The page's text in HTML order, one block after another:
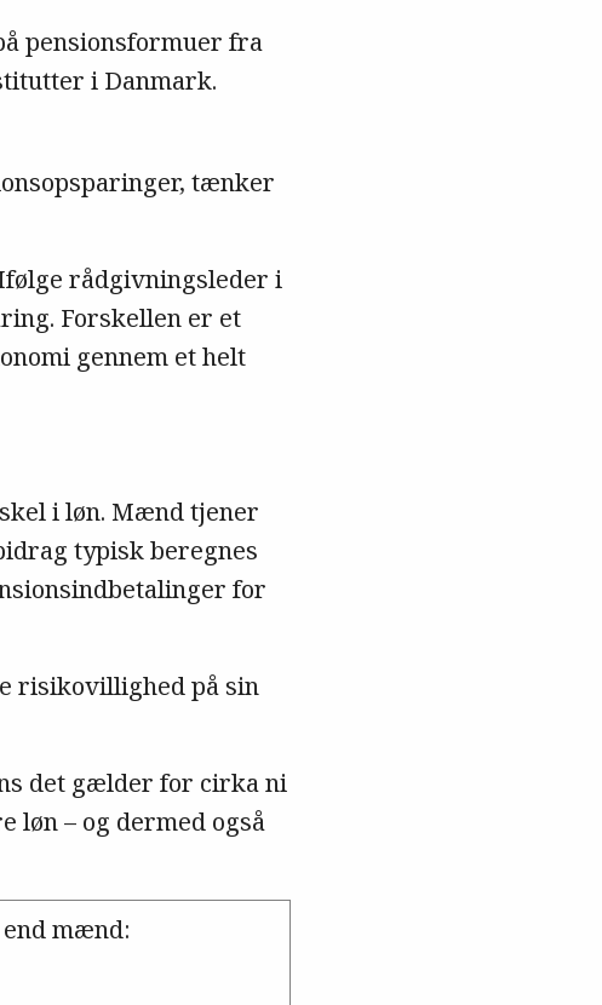
pensionsformuer fra
i Danmark.
tænker
rådgivningsleder i
Forskellen er et
gennem et helt
i løn. Mænd tjener
typisk beregnes
for
risikovillighed på sin
det gælder for cirka ni
– og dermed også
mænd: